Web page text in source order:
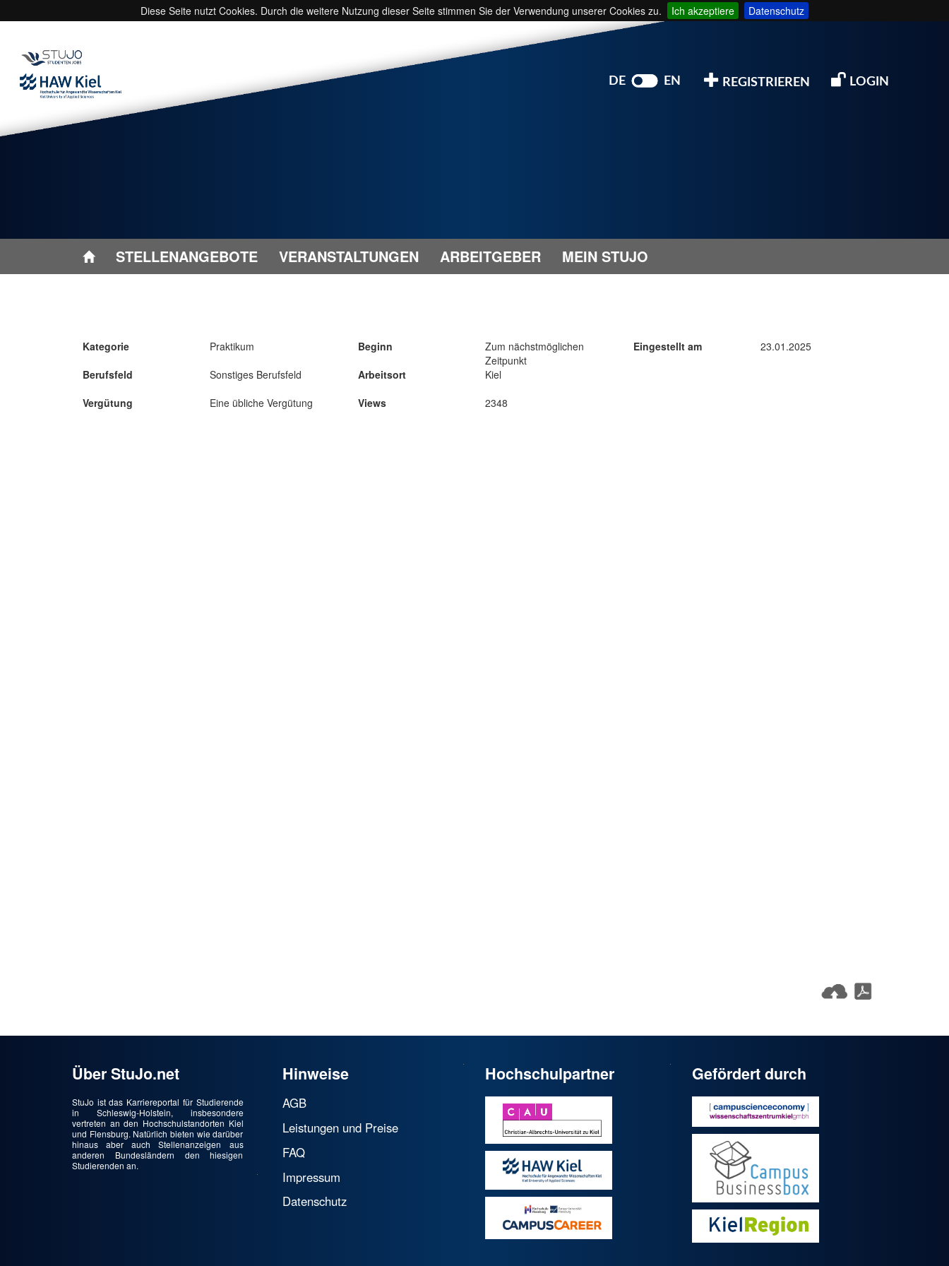
Diese Seite nutzt Cookies. Durch die weitere Nutzung dieser Seite stimmen Sie der Verwendung unserer Cookies zu. Ich akzeptiere Datenschutz
DE EN REGISTRIEREN LOGIN
STELLENANGEBOTE VERANSTALTUNGEN ARBEITGEBER MEIN STUJO
Kategorie
Berufsfeld
Vergütung
Praktikum
Sonstiges Berufsfeld
Eine übliche Vergütung
Beginn
Arbeitsort
Views
Zum nächstmöglichen
Zeitpunkt
Kiel
2348
Eingestellt am 23.01.2025
Über StuJo.net
StuJo ist das Karriereportal für Studierende
in Schleswig-Holstein, insbesondere
vertreten an den Hochschulstandorten Kiel
und Flensburg. Natürlich bieten wie darüber
hinaus aber auch Stellenanzeigen aus
anderen Bundesländern den hiesigen
Studierenden an.
Hinweise
AGB
Leistungen und Preise
FAQ
Impressum
Datenschutz
Hochschulpartner Gefördert durch